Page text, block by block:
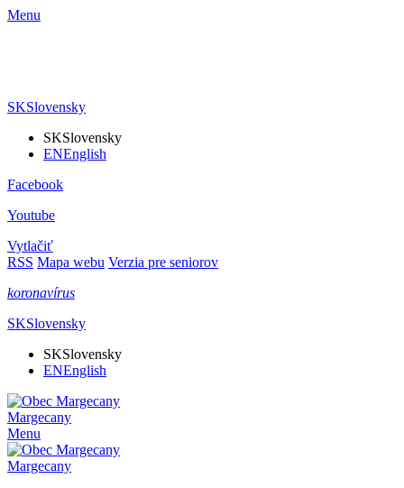
Menu
SKSlovensky
SKSlovensky
ENEnglish
Facebook
Youtube
Vytlačiť
RSS Mapa webu Verzia pre seniorov
koronavírus
SKSlovensky
SKSlovensky
ENEnglish
Margecany
Menu
Margecany